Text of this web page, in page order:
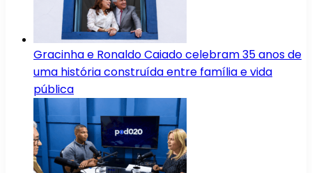
Gracinha e Ronaldo Caiado celebram 35 anos de
uma história construída entre família e vida
pública